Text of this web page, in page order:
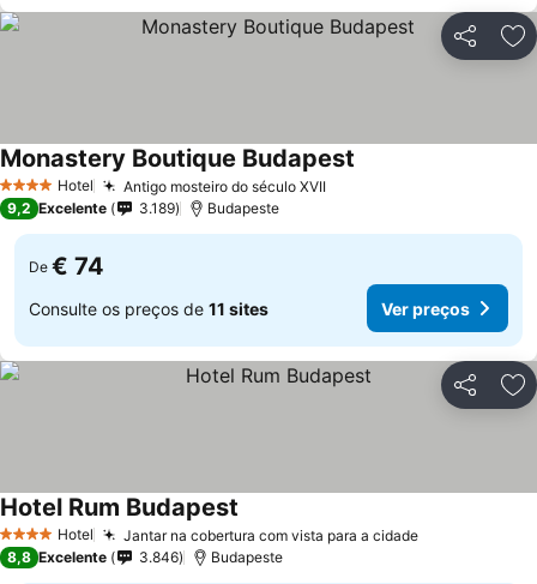
Partilhar
4 EstrelasHotel Antigo mosteiro do século XVIIVer preços
Monastery Boutique Budapest
9,2 Excelente 3.189 Budapeste
De € 74
Consulte os preços de 11 sites Ver preços
Partilhar
4 EstrelasHotel Jantar na cobertura com vista para a cidadeVer preços
Hotel Rum Budapest
8,8 Excelente 3.846 Budapeste